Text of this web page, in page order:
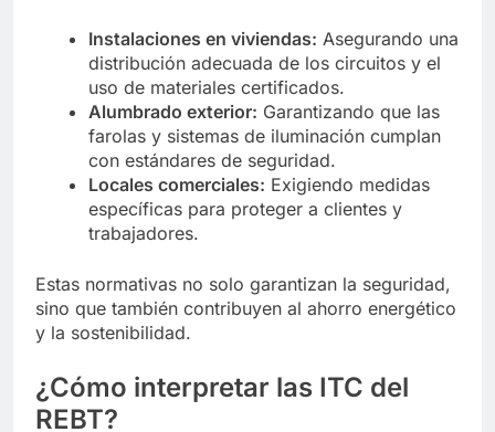
Instalaciones en viviendas: Asegurando una
distribución adecuada de los circuitos y el
uso de materiales certificados.
Alumbrado exterior: Garantizando que las
farolas y sistemas de iluminación cumplan
con estándares de seguridad.
Locales comerciales: Exigiendo medidas
específicas para proteger a clientes y
trabajadores.
Estas normativas no solo garantizan la seguridad,
sino que también contribuyen al ahorro energético
y la sostenibilidad.
¿Cómo interpretar las ITC del
REBT?